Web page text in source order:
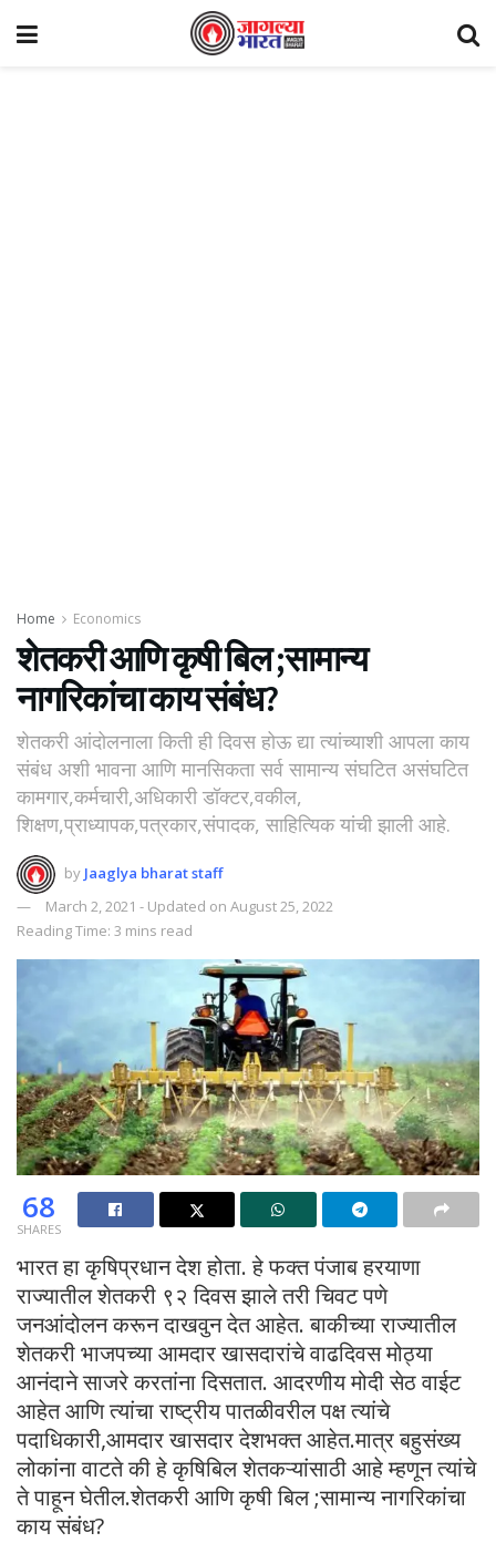
Home Economics
शेतकरी आणि कृषी बिल ;सामान्य
नागरिकांचा काय संबंध?
शेतकरी आंदोलनाला किती ही दिवस होऊ द्या त्यांच्याशी आपला काय
संबंध अशी भावना आणि मानसिकता सर्व सामान्य संघटित असंघटित
कामगार,कर्मचारी,अधिकारी डॉक्टर,वकील,
शिक्षण,प्राध्यापक,पत्रकार,संपादक, साहित्यिक यांची झाली आहे.
by Jaaglya bharat staff
March 2, 2021 - Updated on August 25, 2022
Reading Time: 3 mins read
68
SHARES
भारत हा कृषिप्रधान देश होता. हे फक्त पंजाब हरयाणा
राज्यातील शेतकरी ९२ दिवस झाले तरी चिवट पणे
जनआंदोलन करून दाखवुन देत आहेत. बाकीच्या राज्यातील
शेतकरी भाजपच्या आमदार खासदारांचे वाढदिवस मोठ्या
आनंदाने साजरे करतांना दिसतात. आदरणीय मोदी सेठ वाईट
आहेत आणि त्यांचा राष्ट्रीय पातळीवरील पक्ष त्यांचे
पदाधिकारी,आमदार खासदार देशभक्त आहेत.मात्र बहुसंख्य
लोकांना वाटते की हे कृषिबिल शेतकऱ्यांसाठी आहे म्हणून त्यांचे
ते पाहून घेतील.शेतकरी आणि कृषी बिल ;सामान्य नागरिकांचा
काय संबंध?